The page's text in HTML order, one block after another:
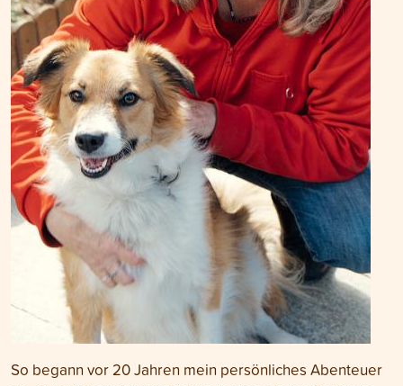
So begann vor 20 Jahren mein persönliches Abenteuer